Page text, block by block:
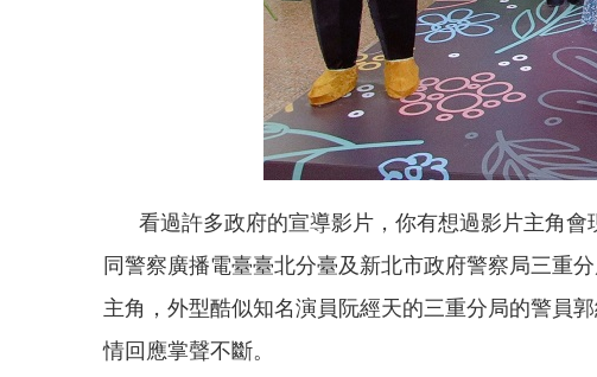
看過許多政府的宣導影片，你有想過影片主角會
同警察廣播電臺臺北分臺及新北市政府警察局三重
主角，外型酷似知名演員阮經天的三重分局的警員
情回應掌聲不斷。